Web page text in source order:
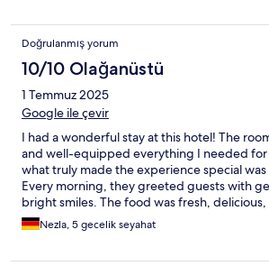
Doğrulanmış yorum
10/10 Olağanüstü
1 Temmuz 2025
Google ile çevir
I had a wonderful stay at this hotel! The
and well-equipped everything I needed for
what truly made the experience special
Every morning, they greeted guests with
bright smiles. The food was fresh,
presented, and the team worked like a
unit. Their attention to detail, friendliness,
Nezla, 5 gecelik seyahat